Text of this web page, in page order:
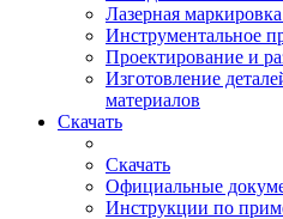
Лазерная
Инструментальное
Проектирование и
Изготовление
материалов
Скачать
Скачать
Официальные
Инструкции по